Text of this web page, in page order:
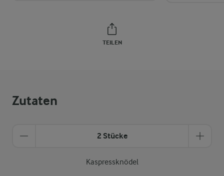
TEILEN
Zutaten
2 Stücke
Kaspressknödel